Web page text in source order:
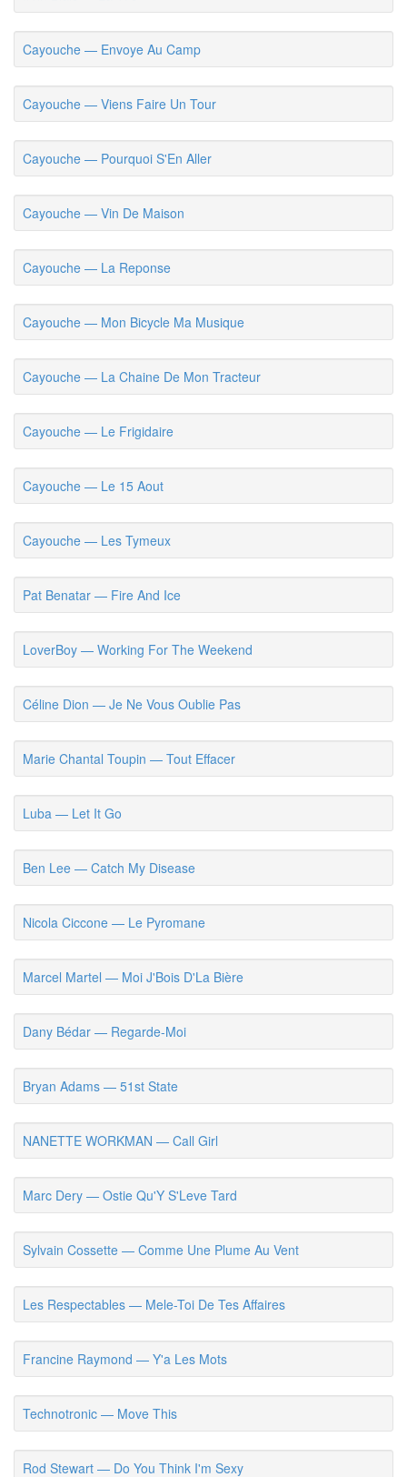
Cayouche — Envoye Au Camp
Cayouche — Viens Faire Un Tour
Cayouche — Pourquoi S'En Aller
Cayouche — Vin De Maison
Cayouche — La Reponse
Cayouche — Mon Bicycle Ma Musique
Cayouche — La Chaine De Mon Tracteur
Cayouche — Le Frigidaire
Cayouche — Le 15 Aout
Cayouche — Les Tymeux
Pat Benatar — Fire And Ice
LoverBoy — Working For The Weekend
Céline Dion — Je Ne Vous Oublie Pas
Marie Chantal Toupin — Tout Effacer
Luba — Let It Go
Ben Lee — Catch My Disease
Nicola Ciccone — Le Pyromane
Marcel Martel — Moi J'Bois D'La Bière
Dany Bédar — Regarde-Moi
Bryan Adams — 51st State
NANETTE WORKMAN — Call Girl
Marc Dery — Ostie Qu'Y S'Leve Tard
Sylvain Cossette — Comme Une Plume Au Vent
Les Respectables — Mele-Toi De Tes Affaires
Francine Raymond — Y'a Les Mots
Technotronic — Move This
Rod Stewart — Do You Think I'm Sexy